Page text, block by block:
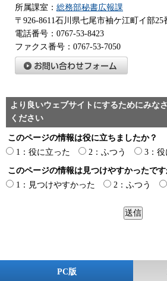
所属課室： 総務部秘書広報課
〒926-8611石川県七尾市袖ケ江町イ部25
電話番号：0767-53-8423
ファクス番号：0767-53-7050
より良いウェブサイトにするためにみな
ください
このページの情報は役に立ちましたか？
1：役に立った
2：ふつう 3：
このページの情報は見つけやすかったです
1：見つけやすかった
2：ふつう
PC版